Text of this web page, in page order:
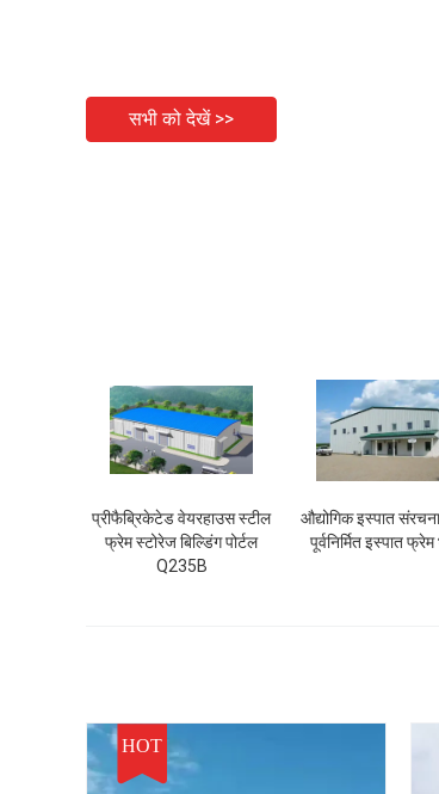
सभी को देखें >>
प्रीफैब्रिकेटेड वेयरहाउस स्टील
फ्रेम स्टोरेज बिल्डिंग पोर्टल
Q235B
औद्योगिक इस्पात संरचना
पूर्वनिर्मित इस्पात
HOT